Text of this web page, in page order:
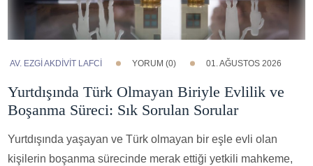
AV. EZGI AKDİVİT LAFCİ YORUM (0) 01. AĞUSTOS 2026
Yurtdışında Türk Olmayan Biriyle Evlilik ve
Boşanma Süreci: Sık Sorulan Sorular
Yurtdışında yaşayan ve Türk olmayan bir eşle evli olan
kişilerin boşanma sürecinde merak ettiği yetkili mahkeme,